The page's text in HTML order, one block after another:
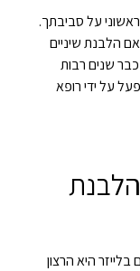
על סביבתך.
הלבנת שיניים
שנים רבות
על ידי רופא
היא הרצון